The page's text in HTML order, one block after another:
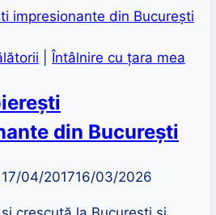
de
Moldova
Cârța
|Întâlnire cu țara mea
din București
17/04/201716/03/2026